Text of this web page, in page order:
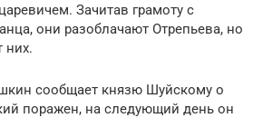
Зачитав грамоту с
они разоблачают Отрепьева, но
них.
сообщает князю Шуйскому о
поражен, на следующий день он